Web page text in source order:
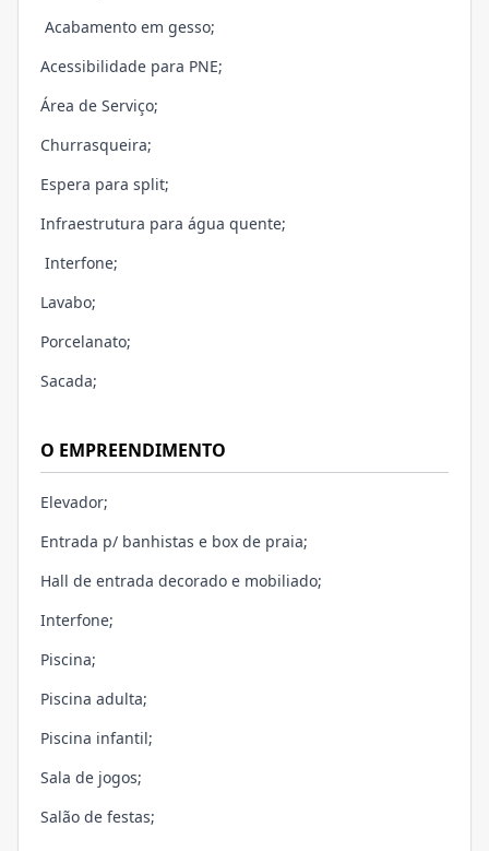
Acabamento em gesso;
Acessibilidade para PNE;
Área de Serviço;
Churrasqueira;
Espera para split;
Infraestrutura para água quente;
Interfone;
Lavabo;
Porcelanato;
Sacada;
O EMPREENDIMENTO
Elevador;
Entrada p/ banhistas e box de praia;
Hall de entrada decorado e mobiliado;
Interfone;
Piscina;
Piscina adulta;
Piscina infantil;
Sala de jogos;
Salão de festas;